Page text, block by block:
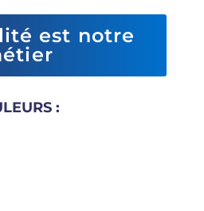
est notre
: